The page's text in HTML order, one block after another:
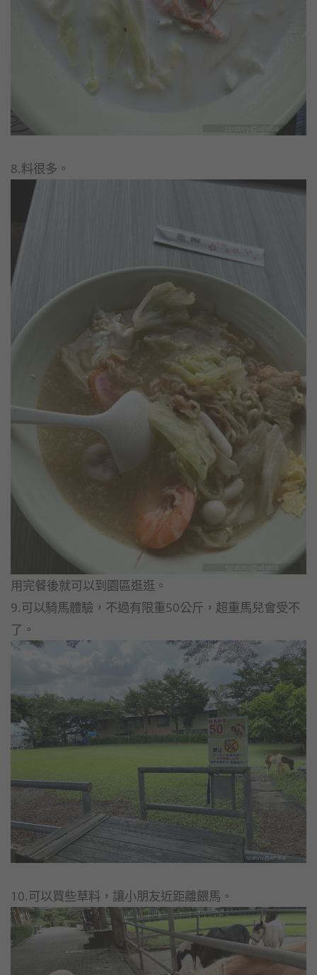
8.料很多。
用完餐後就可以到園區逛逛。
9.可以騎馬體驗，不過有限重50公斤，超重馬兒會受不
了。
10.可以買些草料，讓小朋友近距離餵馬。